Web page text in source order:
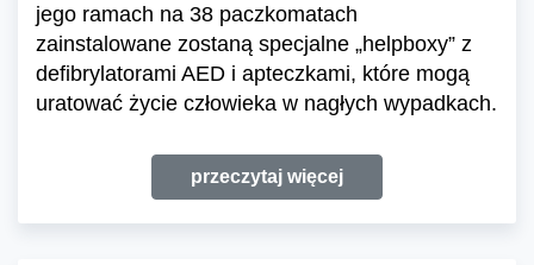
jego ramach na 38 paczkomatach
zainstalowane zostaną specjalne „helpboxy” z
defibrylatorami AED i apteczkami, które mogą
uratować życie człowieka w nagłych wypadkach.
przeczytaj więcej